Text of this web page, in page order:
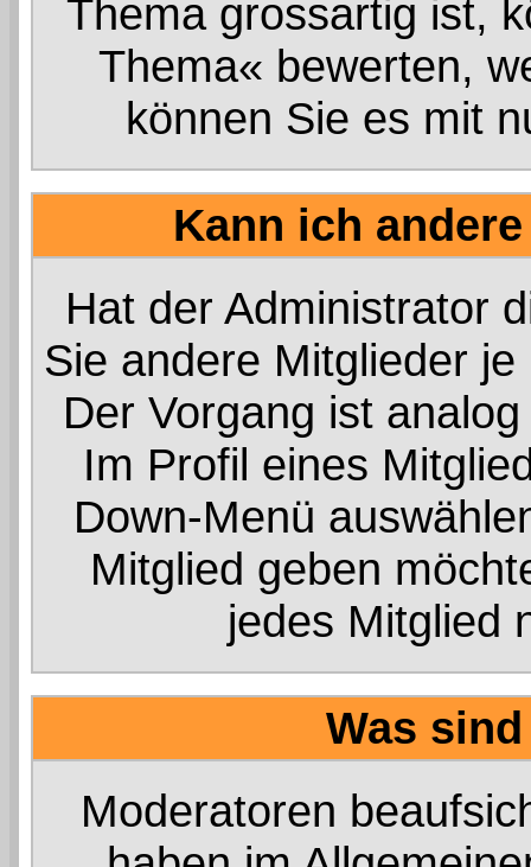
Thema grossartig ist,
Thema« bewerten,
können Sie es mit
Kann ich
Hat der Administrator
Sie andere Mitglieder
Der Vorgang ist
Im Profil eines
Down-Menü
Mitglied geben
jedes Mitglied
Was
Moderatoren